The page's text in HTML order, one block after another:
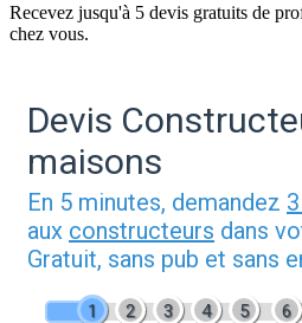
Recevez jusqu'à 5 devis gratuits de
chez vous.
Devis
maisons
En 5 minutes, demandez
aux constructeurs dans
Gratuit, sans pub et sans
1 2 3 4 5 6